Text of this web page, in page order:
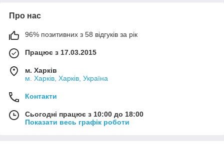
Про нас
96% позитивних з 58 відгуків за рік
Працює з 17.03.2015
м. Харків
м. Харків, Харків, Україна
Контакти
Сьогодні працює з 10:00 до 18:00
Показати весь графік роботи